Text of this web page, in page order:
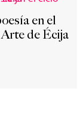
en el
de Écija